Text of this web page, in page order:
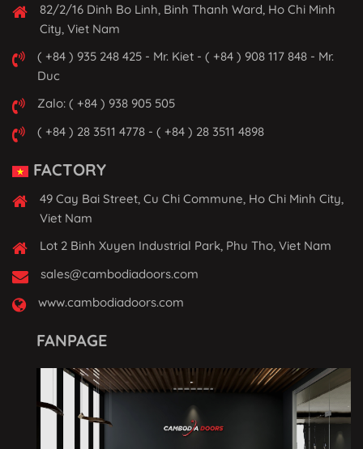
82/2/16 Dinh Bo Linh, Binh Thanh Ward, Ho Chi Minh
City, Viet Nam
( +84 ) 935 248 425 - Mr. Kiet - ( +84 ) 908 117 848 - Mr.
Duc
Zalo: ( +84 ) 938 905 505
( +84 ) 28 3511 4778 - ( +84 ) 28 3511 4898
FACTORY
49 Cay Bai Street, Cu Chi Commune, Ho Chi Minh City,
Viet Nam
Lot 2 Binh Xuyen Industrial Park, Phu Tho, Viet Nam
sales@cambodiadoors.com
www.cambodiadoors.com
FANPAGE